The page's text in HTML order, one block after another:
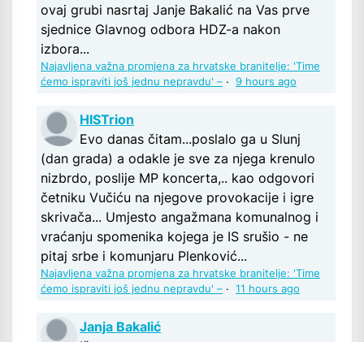
ovaj grubi nasrtaj Janje Bakalić na Vas prve
sjednice Glavnog odbora HDZ-a nakon
izbora...
Najavljena važna promjena za hrvatske branitelje: 'Time
ćemo ispraviti još jednu nepravdu' – · 9 hours ago
HISTrion
Evo danas čitam...poslalo ga u Slunj
(dan grada) a odakle je sve za njega krenulo
nizbrdo, poslije MP koncerta,.. kao odgovori
četniku Vučiću na njegove provokacije i igre
skrivača... Umjesto angažmana komunalnog i
vraćanju spomenika kojega je IS srušio - ne
pitaj srbe i komunjaru Plenković...
Najavljena važna promjena za hrvatske branitelje: 'Time
ćemo ispraviti još jednu nepravdu' – · 11 hours ago
Janja Bakalić